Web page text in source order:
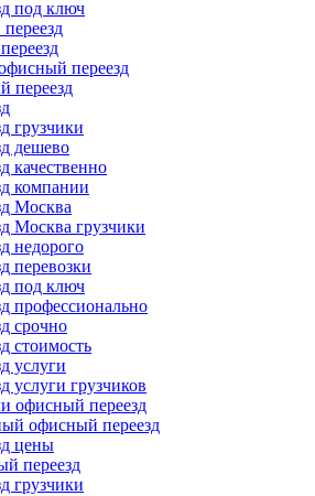
под ключ
переезд
переезд
грузчики
дешево
качественно
компании
Москва
Москва грузчики
недорого
перевозки
под ключ
профессионально
срочно
стоимость
услуги
услуги грузчиков
офисный переезд
офисный переезд
цены
переезд
грузчики